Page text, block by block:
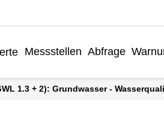
Messstellen Abfrage
1.3 + 2): Grundwasser -